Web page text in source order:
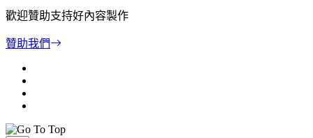
歡迎贊助支持好內容製作
贊助我們